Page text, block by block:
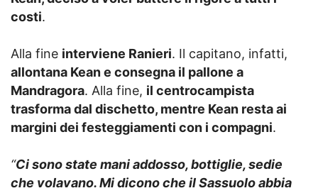
costi.
Alla fine interviene Ranieri. Il capitano, infatti,
allontana Kean e consegna il pallone a
Mandragora. Alla fine, il centrocampista
trasforma dal dischetto, mentre Kean resta ai
margini dei festeggiamenti con i compagni.
“Ci sono state mani addosso, bottiglie, sedie
che volavano. Mi dicono che il Sassuolo abbia